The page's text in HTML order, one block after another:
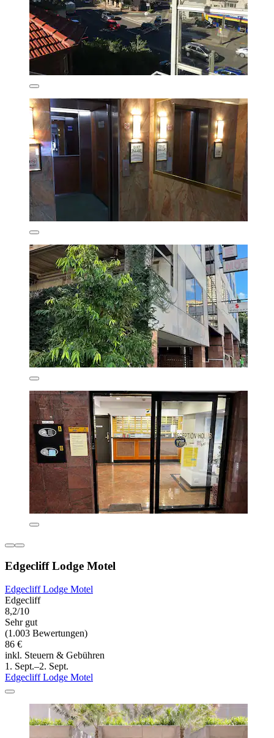
Edgecliff Lodge Motel
Edgecliff Lodge Motel
Edgecliff
8,2/10
Sehr gut
(1.003 Bewertungen)
86 €
inkl. Steuern & Gebühren
1. Sept.–2. Sept.
Edgecliff Lodge Motel